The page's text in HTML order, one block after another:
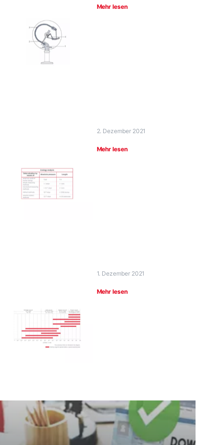
Mehr lesen
2. Dezember 2021
Mehr lesen
1. Dezember 2021
Mehr lesen